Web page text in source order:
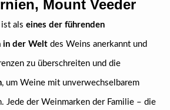
Mount Veeder
als eines der führenden
in der Welt des Weins anerkannt und
zu überschreiten und die
, um Weine mit unverwechselbarem
Jede der Weinmarken der Familie – die